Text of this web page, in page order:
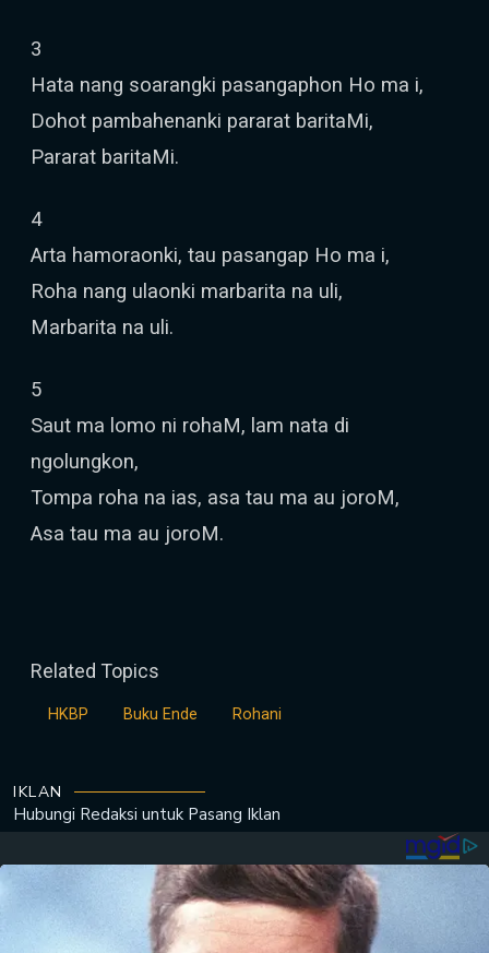
3
Hata nang soarangki pasangaphon Ho ma i,
Dohot pambahenanki pararat baritaMi,
Pararat baritaMi.
4
Arta hamoraonki, tau pasangap Ho ma i,
Roha nang ulaonki marbarita na uli,
Marbarita na uli.
5
Saut ma lomo ni rohaM, lam nata di
ngolungkon,
Tompa roha na ias, asa tau ma au joroM,
Asa tau ma au joroM.
Related Topics
HKBP Buku Ende Rohani
IKLAN
Hubungi Redaksi untuk Pasang Iklan